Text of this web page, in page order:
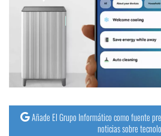
Añade El Grupo Informático como fuente
noticias sobre